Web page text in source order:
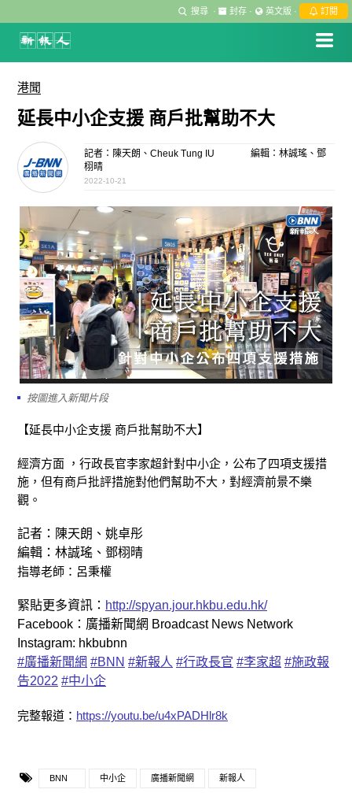
搜尋 · 封存 · 英文版 · 訂閱
港聞
延長中小企支援 商戶批幫助不大
記者：陳天朗、Cheuk Tung IU
編輯：林誠瑤、鄧
栩晴
2022-10-21
按圖進入新聞片段
【延長中小企支援 商戶批幫助不大】
經濟方面 ，行政長官李家超針對中小企，公布了四項支援措
施，但有商戶批評措施對他們幫助不大，對經濟前景不樂
觀。
記者：陳天朗、姚卓彤
編輯：林誠瑤、鄧栩晴
指導老師：呂秉權
緊貼更多資訊： http://spyan.jour.hkbu.edu.hk/
Facebook：廣播新聞網 Broadcast News Network
Instagram: hkbubnn
#廣播新聞網 #BNN #新報人 #行政長官 #李家超 #施政報
告2022 #中小企
完整報道： https://youtu.be/u4xPADHlr8k
BNN 中小企 廣播新聞網 新報人